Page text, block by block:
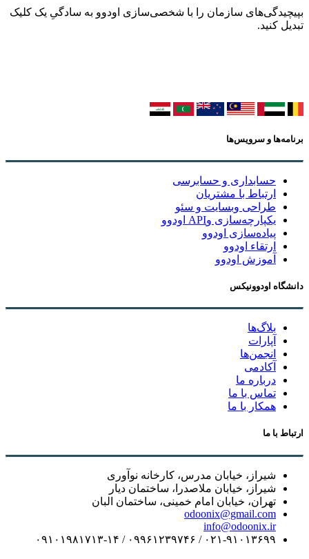
بپیچیدگی‌های سازمان را با شخصی‌سازی اودوو به سادگیِ یک کلیک
تبدیل کنید.
برنامه‌ها و سرویس‌ها
حسابداری و حسابرسی
ارتباط با مشتریان
طراحی وبسایت و سئو
یکپارچه‌سازی وAPI اودوو
پیاده‌سازی اودوو
ارتقاء اودوو
آموزش اودوو
دانشگاه اودوونیکس
بلاگ‌ها
آپارات
انجمن‌ها
آکادمی
درباره ما
تماس با ما
همکار با ما
ارتباط با ما
شیراز، خیابان مدرس، کارخانه نوآوری
شیراز، خیابان ملاصدرا، ساختمان دیار
تهران، خیابان امام خمینی، ساختمان البان
odoonix@gmail.com
info@odoonix.ir
۰۲۱-۹۱۰۱۳۶۹۹ / ۰۹۹۶۱۲۳۹۷۴۶ / ۰۹۱۰۱۹۸۱۷۱۳-۱۴